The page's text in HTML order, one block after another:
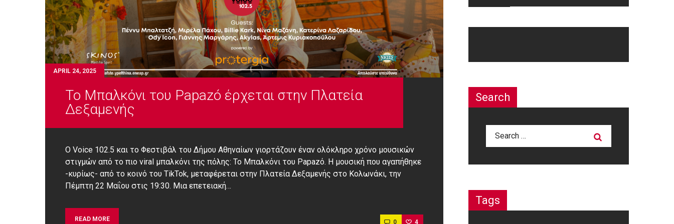
APRIL 24, 2025
Το Μπαλκόνι του Papazó έρχεται στην Πλατεία
Δεξαμενής
Ο Voice 102.5 και το Φεστιβάλ του Δήμου Αθηναίων γιορτάζουν έναν ολόκληρο χρόνο μουσικών
στιγμών από το πιο viral μπαλκόνι της πόλης: Το Μπαλκόνι του Papazό. Η μουσική που αγαπήθηκε
-κυρίως- από το κοινό του TikTok, μεταφέρεται στην Πλατεία Δεξαμενής στο Κολωνάκι, την
Πέμπτη 22 Μαΐου στις 19:30. Mια επετειακή…
READ MORE 0 4
Search
Search
Tags